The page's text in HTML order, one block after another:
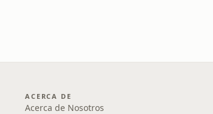
ACERCA DE
Acerca de Nosotros